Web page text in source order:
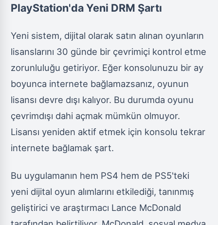
PlayStation'da Yeni DRM Şartı
Yeni sistem, dijital olarak satın alınan oyunların
lisanslarını 30 günde bir çevrimiçi kontrol etme
zorunluluğu getiriyor. Eğer konsolunuzu bir ay
boyunca internete bağlamazsanız, oyunun
lisansı devre dışı kalıyor. Bu durumda oyunu
çevrimdışı dahi açmak mümkün olmuyor.
Lisansı yeniden aktif etmek için konsolu tekrar
internete bağlamak şart.
Bu uygulamanın hem PS4 hem de PS5'teki
yeni dijital oyun alımlarını etkilediği, tanınmış
geliştirici ve araştırmacı Lance McDonald